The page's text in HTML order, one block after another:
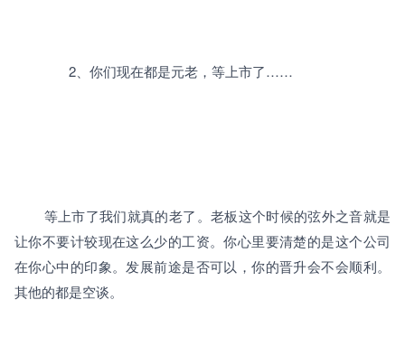
		2、
你们现在都是元老，等上市了……
让你不要计较现在这么少的工资。你心里要清楚的是这个公司
在你心中的印象。发展前途是否可以，你的晋升会不会顺利。
其他的都是空谈。